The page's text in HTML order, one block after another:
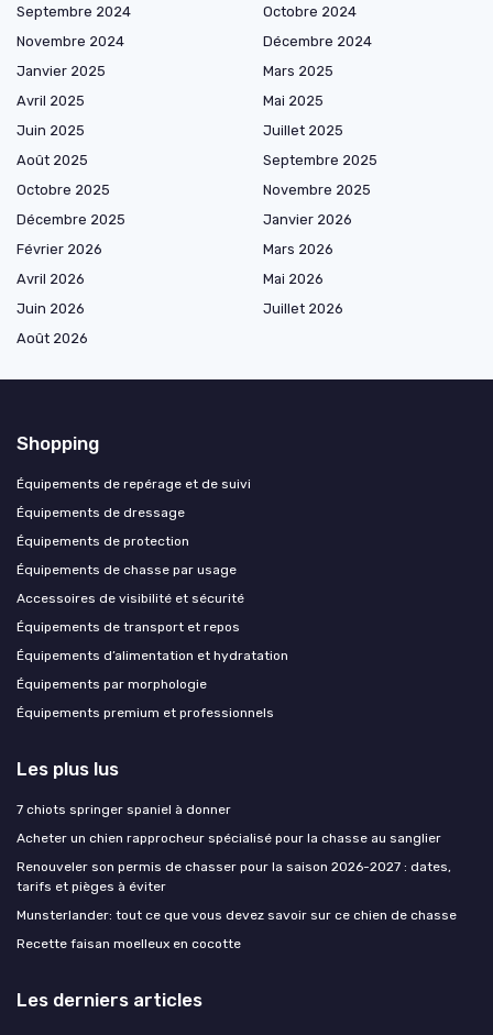
Septembre 2024
Octobre 2024
Novembre 2024
Décembre 2024
Janvier 2025
Mars 2025
Avril 2025
Mai 2025
Juin 2025
Juillet 2025
Août 2025
Septembre 2025
Octobre 2025
Novembre 2025
Décembre 2025
Janvier 2026
Février 2026
Mars 2026
Avril 2026
Mai 2026
Juin 2026
Juillet 2026
Août 2026
Shopping
Équipements de repérage et de suivi
Équipements de dressage
Équipements de protection
Équipements de chasse par usage
Accessoires de visibilité et sécurité
Équipements de transport et repos
Équipements d’alimentation et hydratation
Équipements par morphologie
Équipements premium et professionnels
Les plus lus
7 chiots springer spaniel à donner
Acheter un chien rapprocheur spécialisé pour la chasse au sanglier
Renouveler son permis de chasser pour la saison 2026-2027 : dates,
tarifs et pièges à éviter
Munsterlander: tout ce que vous devez savoir sur ce chien de chasse
Recette faisan moelleux en cocotte
Les derniers articles